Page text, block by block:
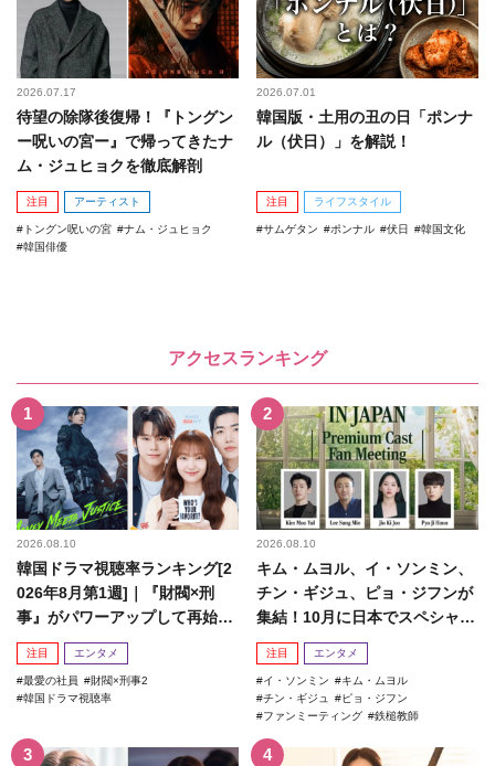
2026.07.17
待望の除隊後復帰！『トングン
ー呪いの宮ー』で帰ってきたナ
ム・ジュヒョクを徹底解剖
注目 アーティスト
トングン呪いの宮
ナム・ジュヒョク
韓国俳優
2026.07.01
韓国版・土用の丑の日「ポンナ
ル（伏日）」を解説！
注目 ライフスタイル
サムゲタン ポンナル 伏日 韓国文化
アクセスランキング
2026.08.10
韓国ドラマ視聴率ランキング[2
026年8月第1週]｜『財閥×刑
事』がパワーアップして再始
動！
注目 エンタメ
最愛の社員
財閥×刑事2
韓国ドラマ視聴率
2026.08.10
キム・ムヨル、イ・ソンミン、
チン・ギジュ、ピョ・ジフンが
集結！10月に日本でスペシャル
ファンミーティング開催決...
注目 エンタメ
イ・ソンミン
キム・ムヨル
チン・ギジュ
ピョ・ジフン
ファンミーティング
鉄槌教師